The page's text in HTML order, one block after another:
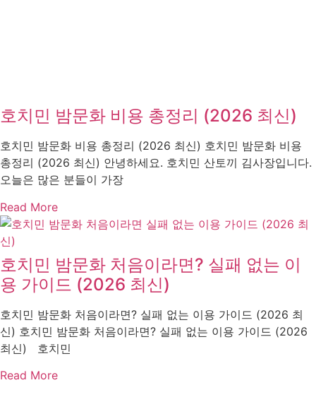
호치민 밤문화 비용 총정리 (2026 최신)
호치민 밤문화 비용 총정리 (2026 최신) 호치민 밤문화 비용
총정리 (2026 최신) 안녕하세요. 호치민 산토끼 김사장입니다.
오늘은 많은 분들이 가장
Read More
호치민 밤문화 처음이라면? 실패 없는 이
용 가이드 (2026 최신)
호치민 밤문화 처음이라면? 실패 없는 이용 가이드 (2026 최
신) 호치민 밤문화 처음이라면? 실패 없는 이용 가이드 (2026
최신) 호치민
Read More